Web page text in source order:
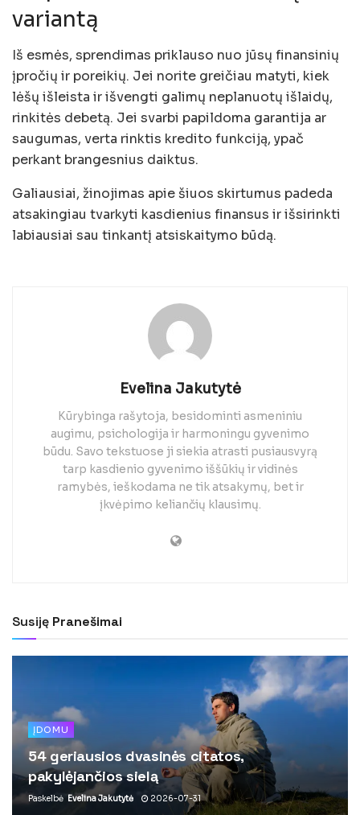
variantą
Iš esmės, sprendimas priklauso nuo jūsų finansinių
įpročių ir poreikių. Jei norite greičiau matyti, kiek
lėšų išleista ir išvengti galimų neplanuotų išlaidų,
rinkitės debetą. Jei svarbi papildoma garantija ar
saugumas, verta rinktis kredito funkciją, ypač
perkant brangesnius daiktus.
Galiausiai, žinojimas apie šiuos skirtumus padeda
atsakingiau tvarkyti kasdienius finansus ir išsirinkti
labiausiai sau tinkantį atsiskaitymo būdą.
Evelina Jakutytė
Kūrybinga rašytoja, besidominti asmeniniu
augimu, psichologija ir harmoningu gyvenimo
būdu. Savo tekstuose ji siekia atrasti pusiausvyrą
tarp kasdienio gyvenimo iššūkių ir vidinės
ramybės, ieškodama ne tik atsakymų, bet ir
įkvėpimo keliančių klausimų.
Susiję Pranešimai
ĮDOMU
54 geriausios dvasinės citatos,
pakylėjančios sielą
Paskelbė Evelina Jakutytė 2026-07-31